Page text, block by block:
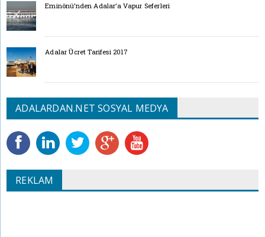
Eminönü’nden Adalar’a Vapur Seferleri
Adalar Ücret Tarifesi 2017
ADALARDAN.NET SOSYAL MEDYA
REKLAM